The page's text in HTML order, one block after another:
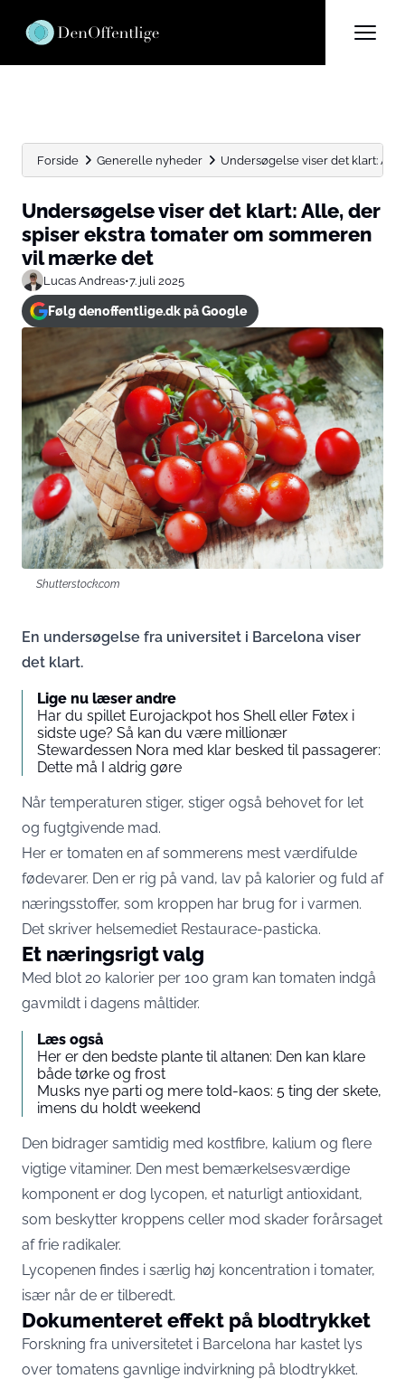
Forside Generelle nyheder Undersøgelse viser det klart:
Undersøgelse viser det klart: Alle, der
spiser ekstra tomater om sommeren
vil mærke det
Lucas Andreas•7. juli 2025
Følg denoffentlige.dk på Google
Shutterstock.com
En undersøgelse fra universitet i Barcelona viser
det klart.
Lige nu læser andre
Har du spillet Eurojackpot hos Shell eller Føtex i
sidste uge? Så kan du være millionær
Stewardessen Nora med klar besked til passagerer:
Dette må I aldrig gøre
Når temperaturen stiger, stiger også behovet for let
og fugtgivende mad.
Her er tomaten en af sommerens mest værdifulde
fødevarer. Den er rig på vand, lav på kalorier og fuld af
næringsstoffer, som kroppen har brug for i varmen.
Det skriver helsemediet Restaurace-pasticka.
Et næringsrigt valg
Med blot 20 kalorier per 100 gram kan tomaten indgå
gavmildt i dagens måltider.
Læs også
Her er den bedste plante til altanen: Den kan klare
både tørke og frost
Musks nye parti og mere told-kaos: 5 ting der skete,
imens du holdt weekend
Den bidrager samtidig med kostfibre, kalium og flere
vigtige vitaminer. Den mest bemærkelsesværdige
komponent er dog lycopen, et naturligt antioxidant,
som beskytter kroppens celler mod skader forårsaget
af frie radikaler.
Lycopenen findes i særlig høj koncentration i tomater,
især når de er tilberedt.
Dokumenteret effekt på blodtrykket
Forskning fra universitetet i Barcelona har kastet lys
over tomatens gavnlige indvirkning på blodtrykket.